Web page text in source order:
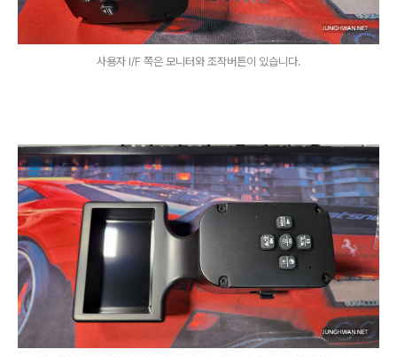
사용자 I/F 쪽은 모니터와 조작버튼이 있습니다.